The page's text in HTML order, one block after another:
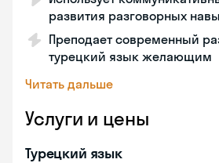
развития разговорных
Преподает современный
турецкий язык желающим
Читать дальше
Услуги и цены
Турецкий язык